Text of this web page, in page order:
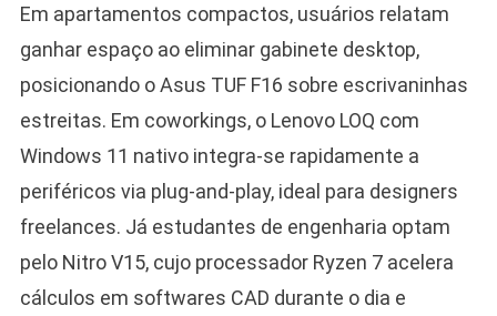
Em apartamentos compactos, usuários relatam
ganhar espaço ao eliminar gabinete desktop,
posicionando o Asus TUF F16 sobre escrivaninhas
estreitas. Em coworkings, o Lenovo LOQ com
Windows 11 nativo integra-se rapidamente a
periféricos via plug-and-play, ideal para designers
freelances. Já estudantes de engenharia optam
pelo Nitro V15, cujo processador Ryzen 7 acelera
cálculos em softwares CAD durante o dia e